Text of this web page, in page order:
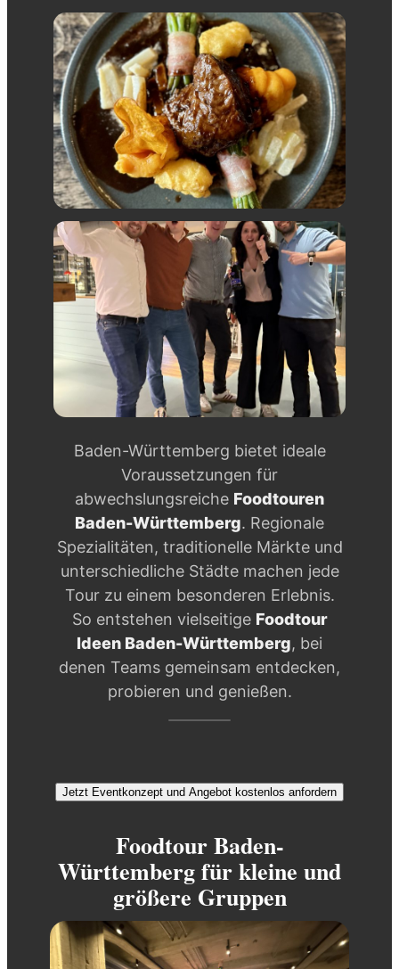
Baden-Württemberg bietet ideale
Voraussetzungen für
abwechslungsreiche Foodtouren
Baden-Württemberg. Regionale
Spezialitäten, traditionelle Märkte und
unterschiedliche Städte machen jede
Tour zu einem besonderen Erlebnis.
So entstehen vielseitige Foodtour
Ideen Baden-Württemberg, bei
denen Teams gemeinsam entdecken,
probieren und genießen.
Jetzt Eventkonzept und Angebot kostenlos anfordern
Foodtour Baden-
Württemberg für kleine und
größere Gruppen